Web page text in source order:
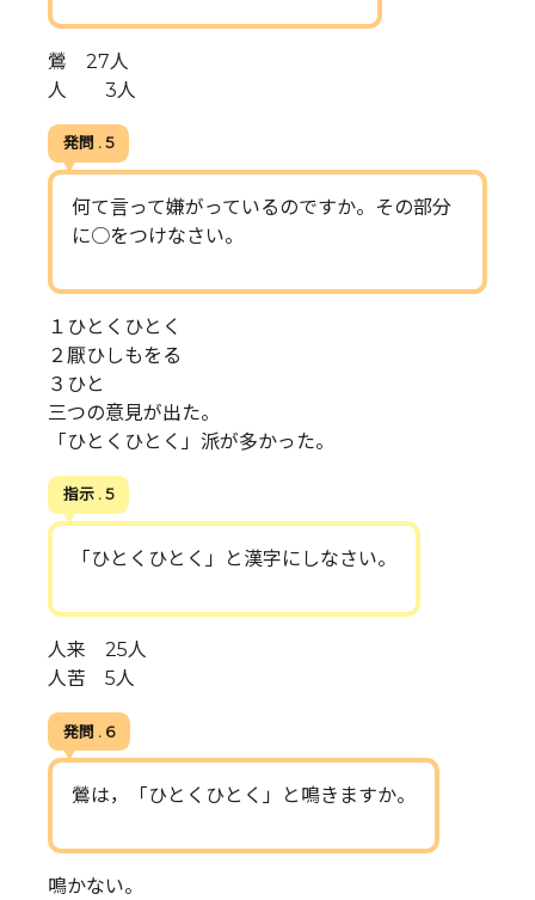
鶯 27人
人 3人
発問 . 5
何て言って嫌がっているのですか。その部分
に○をつけなさい。
１ひとくひとく
２厭ひしもをる
３ひと
三つの意見が出た。
「ひとくひとく」派が多かった。
指示 . 5
「ひとくひとく」と漢字にしなさい。
人来 25人
人苦 5人
発問 . 6
鶯は，「ひとくひとく」と鳴きますか。
鳴かない。